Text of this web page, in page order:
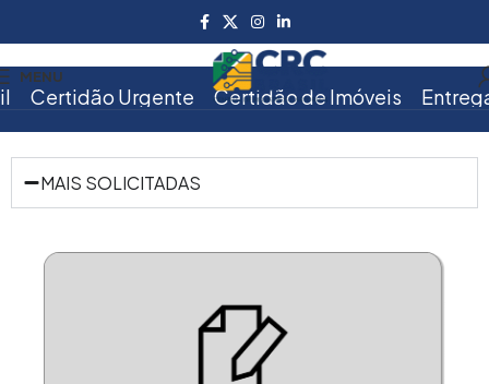
MENU
Urgente Certidão de Imóveis Entrega no
MAIS SOLICITADAS